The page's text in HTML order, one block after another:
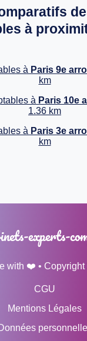
à
à Paris 9e
km
à Paris 10e
1.36 km
à Paris 3e
km
experts-
with ❤️ • Copyright
CGU
Mentions Légales